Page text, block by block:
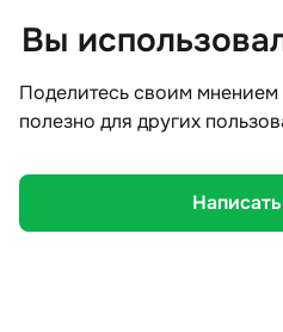
Вы
Поделитесь своим
полезно для других